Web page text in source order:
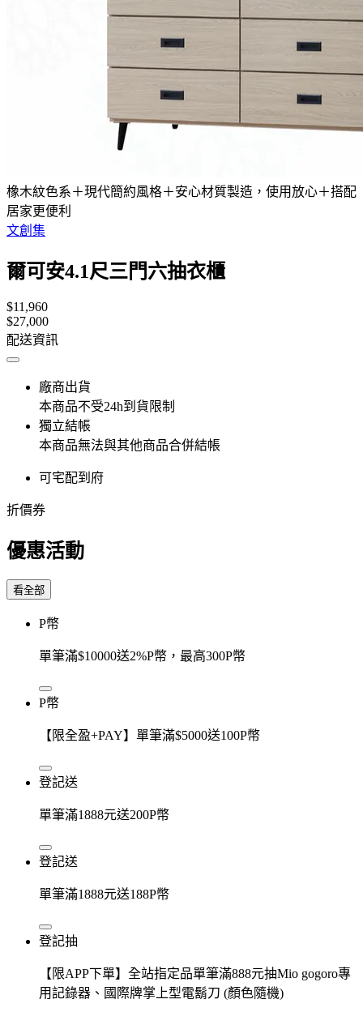
橡木紋色系＋現代簡約風格＋安心材質製造，使用放心＋搭配
居家更便利
文創集
爾可安4.1尺三門六抽衣櫃
$11,960
$27,000
配送資訊
廠商出貨
本商品不受24h到貨限制
獨立結帳
本商品無法與其他商品合併結帳
可宅配到府
折價券
優惠活動
看全部
P幣
單筆滿$10000送2%P幣，最高300P幣
P幣
【限全盈+PAY】單筆滿$5000送100P幣
登記送
單筆滿1888元送200P幣
登記送
單筆滿1888元送188P幣
登記抽
【限APP下單】全站指定品單筆滿888元抽Mio gogoro專
用記錄器、國際牌掌上型電鬍刀 (顏色隨機)